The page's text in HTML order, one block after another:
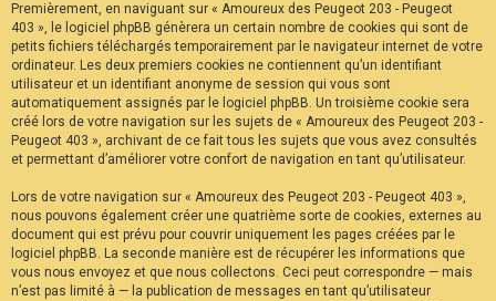
F
A
Q
Premièrement, en naviguant sur « Amoureux des Peugeot 203 - Peugeot
403 », le logiciel phpBB génèrera un certain nombre de cookies qui sont de
petits fichiers téléchargés temporairement par le navigateur internet de votre
ordinateur. Les deux premiers cookies ne contiennent qu’un identifiant
utilisateur et un identifiant anonyme de session qui vous sont
automatiquement assignés par le logiciel phpBB. Un troisième cookie sera
créé lors de votre navigation sur les sujets de « Amoureux des Peugeot 203 -
Peugeot 403 », archivant de ce fait tous les sujets que vous avez consultés
et permettant d’améliorer votre confort de navigation en tant qu’utilisateur.
Lors de votre navigation sur « Amoureux des Peugeot 203 - Peugeot 403 »,
nous pouvons également créer une quatrième sorte de cookies, externes au
document qui est prévu pour couvrir uniquement les pages créées par le
logiciel phpBB. La seconde manière est de récupérer les informations que
vous nous envoyez et que nous collectons. Ceci peut correspondre — mais
n’est pas limité à — la publication de messages en tant qu’utilisateur